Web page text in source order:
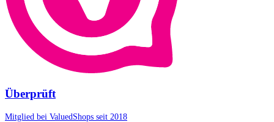
Überprüft
Mitglied bei ValuedShops seit 2018